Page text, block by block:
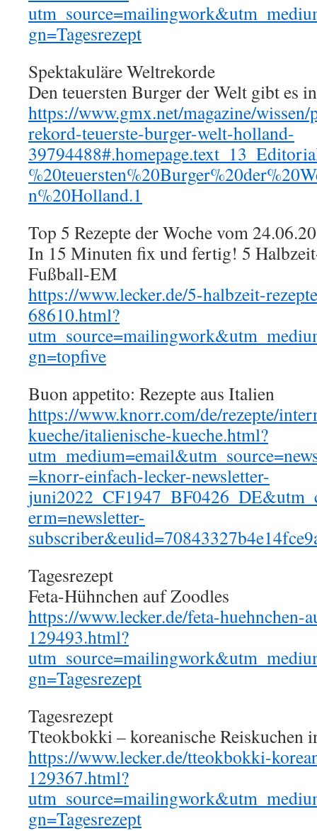
gn=Tagesrezept
Spektakuläre Weltrekorde
Den teuersten Burger der Welt gibt es
https://www.gmx.net/magazine/
rekord-teuerste-burger-welt-holland-
n%20Holland.1
Top 5 Rezepte der Woche vom
In 15 Minuten fix und fertig! 5
Fußball-EM
https://www.lecker.de/5-halbzeit-
68610.html?
gn=topfive
Buon appetito: Rezepte aus Italien
https://www.knorr.com/de/rezepte/
kueche/italienische-kueche.html?
=knorr-einfach-lecker-newsletter-
erm=newsletter-
Tagesrezept
Feta-Hühnchen auf Zoodles
https://www.lecker.de/feta-huehnchen-
129493.html?
gn=Tagesrezept
Tagesrezept
Tteokbokki – koreanische Reiskuchen
https://www.lecker.de/tteokbokki-
129367.html?
gn=Tagesrezept